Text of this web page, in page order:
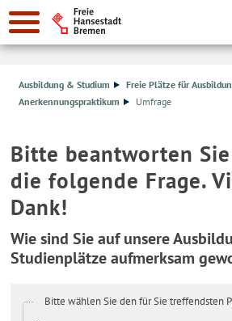
Suche:
Ausbildung & Studium
Freie Plätze für
Anerkennungspraktikum
Umfrage
Bitte beantworten
die folgende Frage.
Dank!
Wie sind Sie auf unsere
Studienplätze aufmerksam
Bitte wählen Sie den für Sie treffendsten